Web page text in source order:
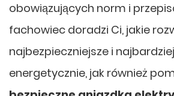
obowiązujących norm i
fachowiec doradzi Ci, jakie
najbezpieczniejsze i
energetycznie, jak również